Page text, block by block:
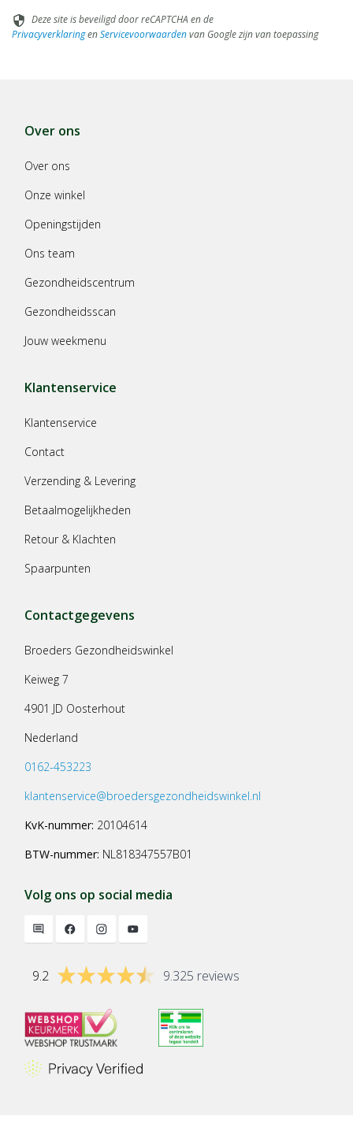
security Deze site is beveiligd door reCAPTCHA en de
PrivacyverklaringenServicevoorwaardenvan Google zijn van toepassing
Over ons
Over ons
Onze winkel
Openingstijden
Ons team
Gezondheidscentrum
Gezondheidsscan
Jouw weekmenu
Klantenservice
Klantenservice
Contact
Verzending & Levering
Betaalmogelijkheden
Retour & Klachten
Spaarpunten
Contactgegevens
Broeders Gezondheidswinkel
Keiweg 7
4901 JD Oosterhout
Nederland
0162-453223
klantenservice@broedersgezondheidswinkel.nl
KvK-nummer: 20104614
BTW-nummer: NL818347557B01
Volg ons op social media
9.2 9.325 reviews